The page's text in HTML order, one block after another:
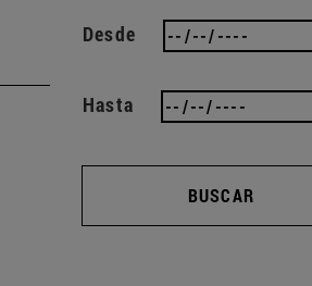
Desde
Hasta
BUSCAR